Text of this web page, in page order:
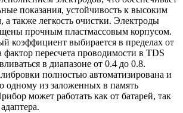
показания, устойчивость к высоким
а также легкость очистки. Электроды
прочным пластмассовым корпусом.
коэффициент выбирается в пределах от
фактор пересчета проводимости в TDS
в диапазоне от 0.4 до 0.8.
полностью автоматизирована и
одному из заложенных в память
может работать как от батарей, так